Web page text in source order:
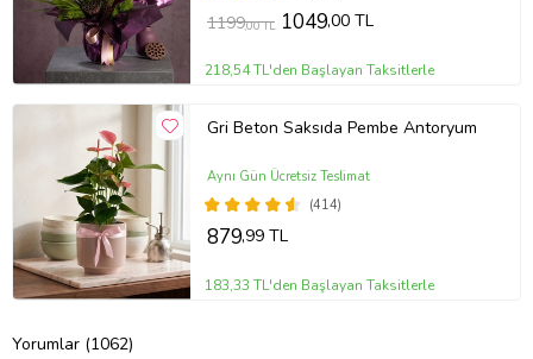
1199,00 TL 1049,00 TL
218,54 TL'den Başlayan Taksitlerle
Gri Beton Saksıda Pembe Antoryum
(414)
Aynı Gün Ücretsiz Teslimat
879,99 TL
183,33 TL'den Başlayan Taksitlerle
Yorumlar (1062)